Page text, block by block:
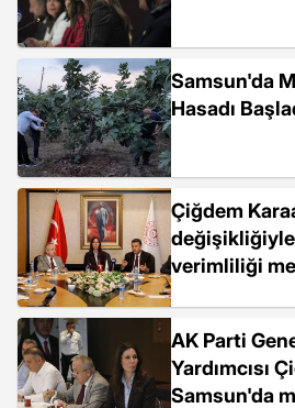
Samsun'da
Hasadı
Çiğdem
verimliliği
AK Parti
Yardımcısı
Samsun'da